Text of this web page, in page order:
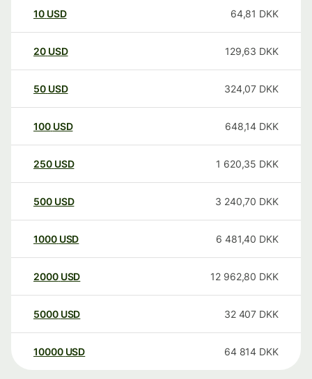
10 USD 64,81 DKK
20 USD 129,63 DKK
50 USD 324,07 DKK
100 USD 648,14 DKK
250 USD 1 620,35 DKK
500 USD 3 240,70 DKK
1000 USD 6 481,40 DKK
2000 USD 12 962,80 DKK
5000 USD 32 407 DKK
10000 USD 64 814 DKK